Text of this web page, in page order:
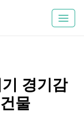
경기감
물